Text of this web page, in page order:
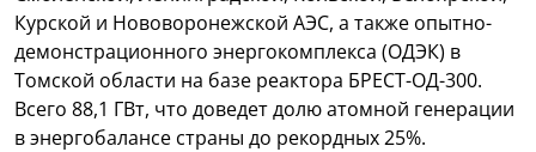
Курской и Нововоронежской АЭС, а также опытно-
демонстрационного энергокомплекса (ОДЭК) в
Томской области на базе реактора БРЕСТ-ОД-300.
Всего 88,1 ГВт, что доведет долю атомной генерации
в энергобалансе страны до рекордных 25%.